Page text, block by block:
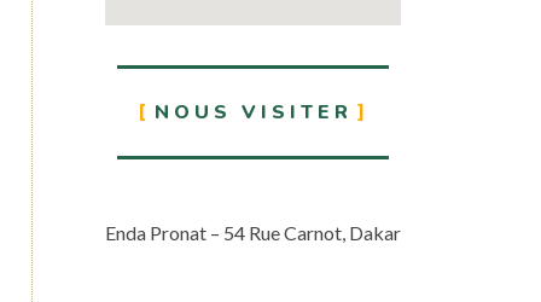
NOUS VISITER
Enda Pronat – 54 Rue Carnot, Dakar